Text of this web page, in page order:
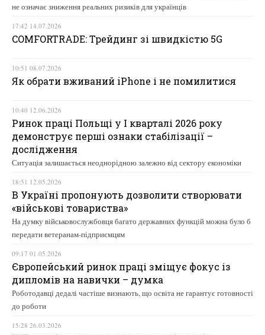
не означає зниження реальних ризиків для українців
17:42 14.07.2026
COMFORTRADE: Трейдинг зі швидкістю 5G
10:51 08.07.2026
Як обрати вживаний iPhone і не помилитися
10:40 12.06.2026
Ринок праці Польщі у І кварталі 2026 року
демонструє перші ознаки стабілізації –
дослідження
Ситуація залишається неоднорідною залежно від сектору економіки
18:51 12.05.2026
В Україні пропонують дозволити створювати
«військові товариства»
На думку військовослужбовця багато державних функцій можна було б
передати ветеранам-підприємцям
09:17 01.05.2026
Європейський ринок праці зміщує фокус із
дипломів на навички – думка
Роботодавці дедалі частіше визнають, що освіта не гарантує готовності
до роботи
15:28 26.03.2026